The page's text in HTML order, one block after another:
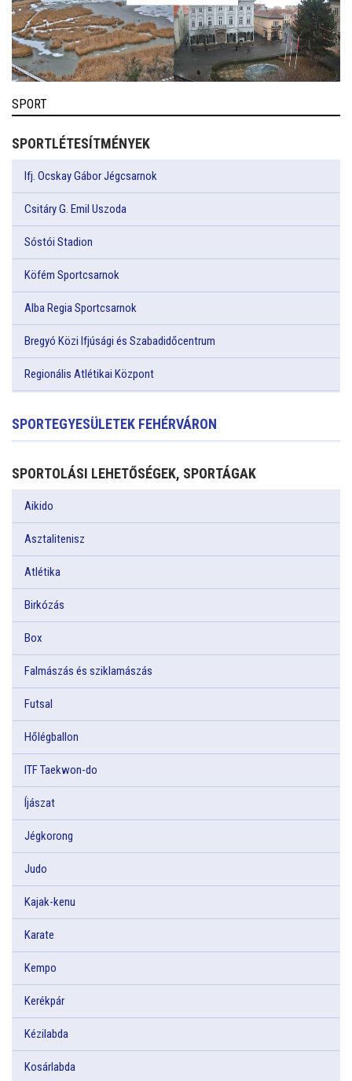
SPORT
SPORTLÉTESÍTMÉNYEK
Ifj. Ocskay Gábor Jégcsarnok
Csitáry G. Emil Uszoda
Sóstói Stadion
Köfém Sportcsarnok
Alba Regia Sportcsarnok
Bregyó Közi Ifjúsági és Szabadidőcentrum
Regionális Atlétikai Központ
SPORTEGYESÜLETEK FEHÉRVÁRON
SPORTOLÁSI LEHETŐSÉGEK, SPORTÁGAK
Aikido
Asztalitenisz
Atlétika
Birkózás
Box
Falmászás és sziklamászás
Futsal
Hőlégballon
ITF Taekwon-do
Íjászat
Jégkorong
Judo
Kajak-kenu
Karate
Kempo
Kerékpár
Kézilabda
Kosárlabda